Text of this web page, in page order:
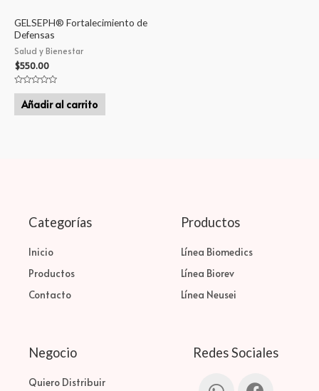
GELSEPH® Fortalecimiento de
Defensas
Salud y Bienestar
$550.00
Valorado
de
Añadir al carrito
Categorías
Inicio
Productos
Contacto
Productos
Línea Biomedics
Línea Biorev
Línea Neusei
Negocio
Quiero Distribuir
Redes Sociales